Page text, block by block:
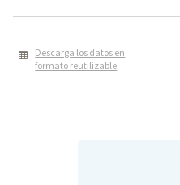
Descarga los datos en
formato reutilizable